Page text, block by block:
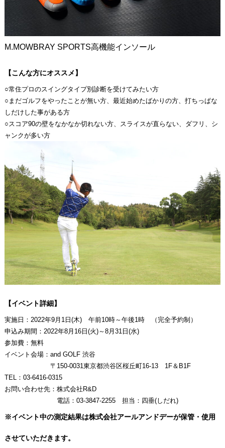
M.MOWBRAY SPORTS高機能インソール
【こんな方にオススメ】
○常住プロのスイングタイプ別診断を受けてみたい方
○まだゴルフをやったことが無い方、最近始めたばかりの方、打ちっぱな
しだけした事がある方
○スコア90の壁をなかなか切れない方、スライスが直らない、ダフリ、シ
ャンクが多い方
【イベント詳細】
実施日：2022年9月1日(木) 午前10時～午後1時 （完全予約制）
申込み期間：2022年8月16日(火)～8月31日(水)
参加費：無料
イベント会場：and GOLF 渋谷
〒150-0031東京都渋谷区桜丘町16-13 1F＆B1F
TEL：03-6416-0315
お問い合わせ先：株式会社R&D
電話：03-3847-2255 担当：四垂(しだれ)
※イベント中の測定結果は株式会社アールアンドデーが保管・使用
させていただきます。